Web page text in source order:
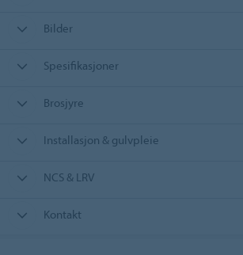
Bilder
Spesifikasjoner
Brosjyre
Installasjon & gulvpleie
NCS & LRV
Kontakt